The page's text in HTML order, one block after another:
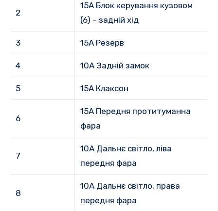
2
15A Блок керування кузовом
(6) – задній хід
3 15A Резерв
4 10A Задній замок
5 15A Клаксон
6
15A Передня протитуманна
фара
7
10A Дальнє світло, ліва
передня фара
8
10A Дальнє світло, права
передня фара